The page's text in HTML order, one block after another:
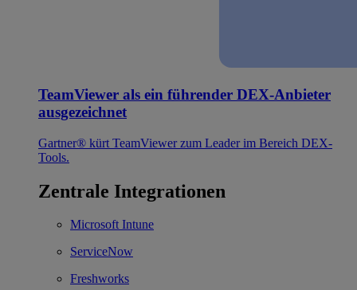
TeamViewer als ein führender DEX-Anbieter
ausgezeichnet
Gartner® kürt TeamViewer zum Leader im Bereich DEX-
Tools.
Zentrale Integrationen
Microsoft Intune
ServiceNow
Freshworks